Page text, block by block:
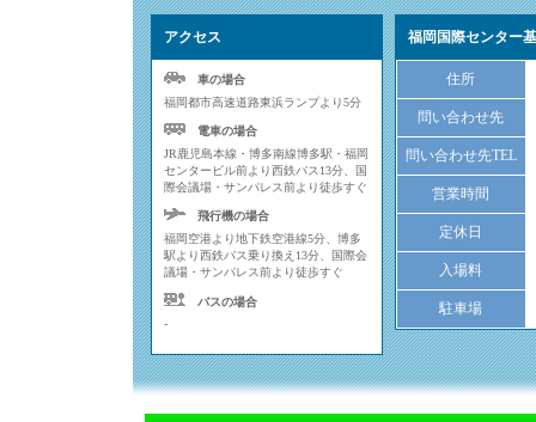
アクセス
車の場合
福岡都市高速道路東浜ランプより5分
電車の場合
JR鹿児島本線・博多南線博多駅・福岡
センタービル前より西鉄バス13分、国
際会議場・サンパレス前より徒歩すぐ
飛行機の場合
福岡空港より地下鉄空港線5分、博多
駅より西鉄バス乗り換え13分、国際会
議場・サンパレス前より徒歩すぐ
バスの場合
-
福岡国際センター
住所
問い合わせ先
問い合わせ先TEL
営業時間
定休日
入場料
駐車場